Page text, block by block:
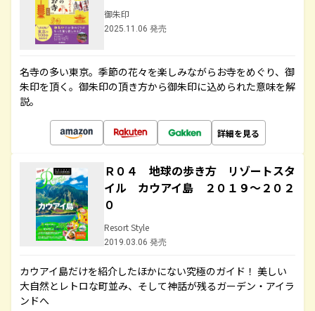
御朱印
2025.11.06 発売
名寺の多い東京。季節の花々を楽しみながらお寺をめぐり、御
朱印を頂く。御朱印の頂き方から御朱印に込められた意味を解
説。
詳細を見る
Ｒ０４ 地球の歩き方 リゾートスタ
イル カウアイ島 ２０１９～２０２
０
Resort Style
2019.03.06 発売
カウアイ島だけを紹介したほかにない究極のガイド！ 美しい
大自然とレトロな町並み、そして神話が残るガーデン・アイラ
ンドへ